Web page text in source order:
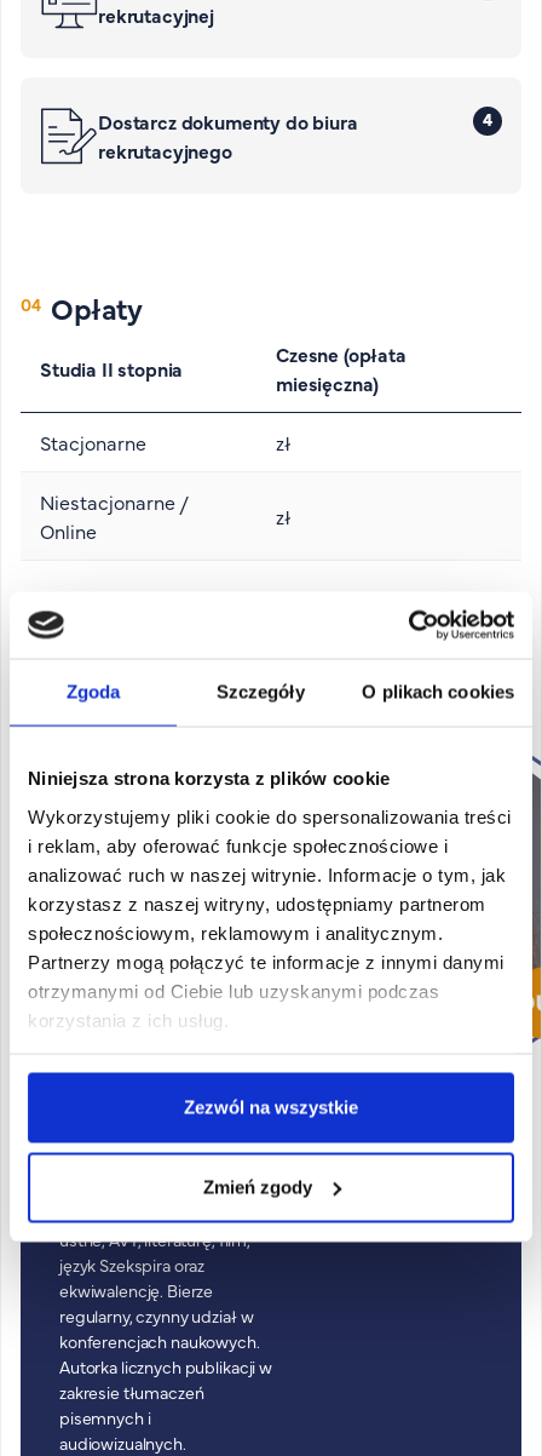
Zgoda Szczegóły O plikach cookies
Niniejsza strona korzysta z plików cookie
Wykorzystujemy pliki cookie do spersonalizowania treści
i reklam, aby oferować funkcje społecznościowe i
analizować ruch w naszej witrynie. Informacje o tym, jak
korzystasz z naszej witryny, udostępniamy partnerom
społecznościowym, reklamowym i analitycznym.
Partnerzy mogą połączyć te informacje z innymi danymi
otrzymanymi od Ciebie lub uzyskanymi podczas
korzystania z ich usług.
Zezwól na wszystkie
Zmień zgody
rekrutacyjnej
4
Dostarcz dokumenty do biura
rekrutacyjnego
Opłaty
Studia II stopnia
Czesne (opłata
miesięczna)
Stacjonarne zł
Niestacjonarne /
Online
zł
Dziekan kierunku
Dziekan kierunku Filologia
angielska – studia II stopnia
Na Akademii prowadzi
zajęcia z gramatyki
kontrastywnej, negocjacji
biznesowych,
zaawansowanego
słownictwa, interpretingu,
tłumaczeń literackich, a
także tekstów
ekonomicznych i
sprawności zintegrowanych
oraz pisania akademickiego.
Obszary zainteresowań
naukowych obejmują:
tłumaczenia pisemne i
ustne, AVT, literaturę, film,
język Szekspira oraz
ekwiwalencję. Bierze
regularny, czynny udział w
konferencjach naukowych.
Autorka licznych publikacji w
zakresie tłumaczeń
pisemnych i
audiowizualnych.